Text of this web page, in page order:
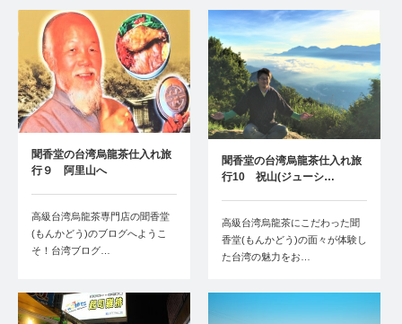
聞香堂の台湾烏龍茶仕入れ旅
行９ 阿里山へ
高級台湾烏龍茶専門店の聞香堂
(もんかどう)のブログへようこ
そ！台湾ブログ…
聞香堂の台湾烏龍茶仕入れ旅
行10 祝山(ジューシ…
高級台湾烏龍茶にこだわった聞
香堂(もんかどう)の面々が体験し
た台湾の魅力をお…